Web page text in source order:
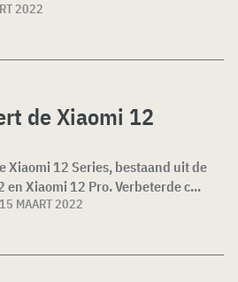
2022
de Xiaomi 12
Xiaomi 12 Series, bestaand uit de
en Xiaomi 12 Pro. Verbeterde c...
15 MAART 2022